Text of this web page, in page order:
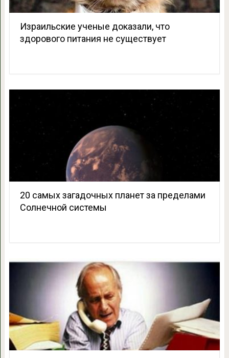
Израильские ученые доказали, что
здорового питания не существует
20 самых загадочных планет за пределами
Солнечной системы